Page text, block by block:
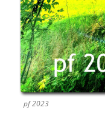
pf 2023